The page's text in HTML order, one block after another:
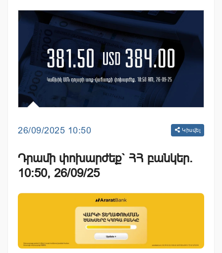
26/09/2025 10:50 Կիսվել
Դրամի փոխարժեք` ՀՀ բանկեր.
10:50, 26/09/25